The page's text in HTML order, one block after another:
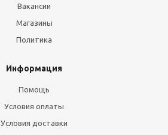
Вакансии
Магазины
Политика
Информация
Помощь
Условия оплаты
Условия доставки